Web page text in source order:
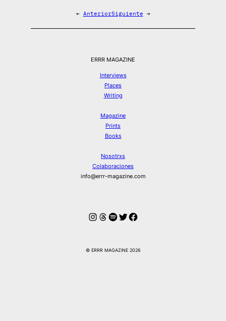
← AnteriorSiguiente →
ERRR MAGAZINE
Interviews
Places
Writing
Magazine
Prints
Books
Nosotrxs
Colaboraciones
info@errr-magazine.com
Instagram
Hilos
Spotify
Twitter
Facebook
© ERRR MAGAZINE 2026